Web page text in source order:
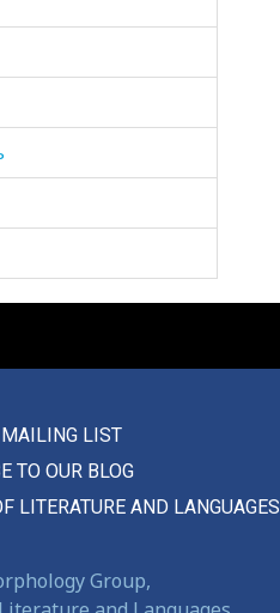
LIST
TO OUR BLOG
LITERATURE AND LANGUAGES
Group,